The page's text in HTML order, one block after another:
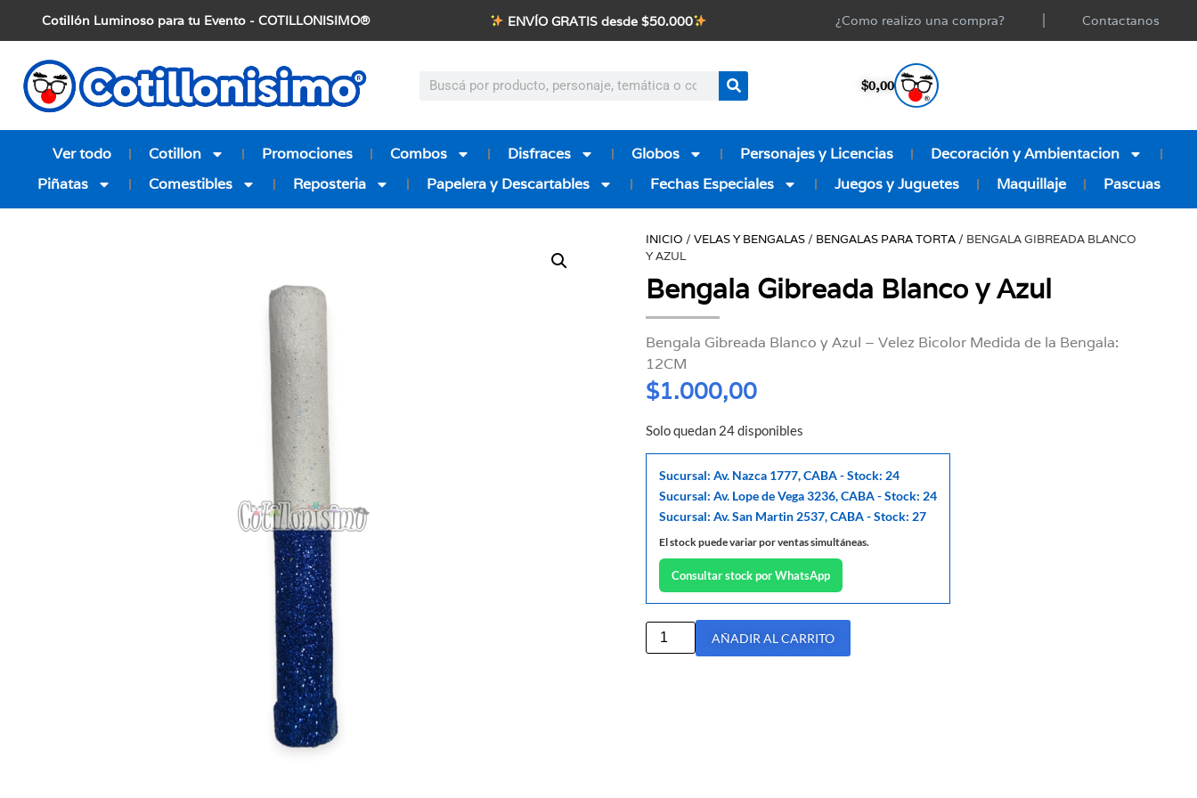
Cotillón Luminoso para tu Evento - COTILLONISIMO® ENVÍO GRATIS desde $50.000 ¿Como realizo una compra? Contactanos
$0,00
Ver todo Cotillon Promociones Combos Disfraces Globos Personajes y Licencias
Decoración y Ambientacion
Piñatas
Comestibles Reposteria Papelera y Descartables Fechas Especiales Juegos y Juguetes Maquillaje Pascuas
INICIO /VELAS Y BENGALAS/ BENGALAS PARA TORTA/ BENGALA GIBREADA BLANCO
Y AZUL
Bengala Gibreada Blanco y Azul
Bengala Gibreada Blanco y Azul – Velez Bicolor Medida de la Bengala:
12CM
$1.000,00
Solo quedan 24 disponibles
Sucursal: Av. Nazca 1777, CABA - Stock: 24
Sucursal: Av. Lope de Vega 3236, CABA - Stock: 24
Sucursal: Av. San Martin 2537, CABA - Stock: 27
El stock puede variar por ventas simultáneas.
Consultar stock por WhatsApp
AÑADIR AL CARRITO